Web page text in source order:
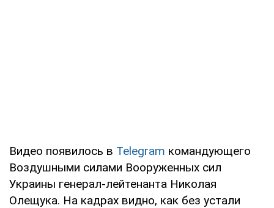
Видео появилось в Telegram командующего
Воздушными силами Вооруженных сил
Украины генерал-лейтенанта Николая
Олещука. На кадрах видно, как без устали